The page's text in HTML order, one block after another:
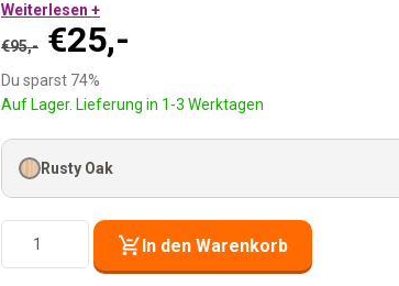
70 × 50 cm Kratzfläche:
Kompakt gewebter Sisalteppich:
Einfach austauschbar:
Z- Halterung, Schrauben und Dübel inklusive:
Teil der Wall of Rebels Kollektion:Kombinierbar mit
Weiterlesen +
€95,- Ursprünglicher
Preis
war:
€95,-
€25,-
ist:
€25,-.
Du sparst 74%
Auf Lager. Lieferung in 1-3 Werktagen
Rusty Oak
Scratch
In den Warenkorb